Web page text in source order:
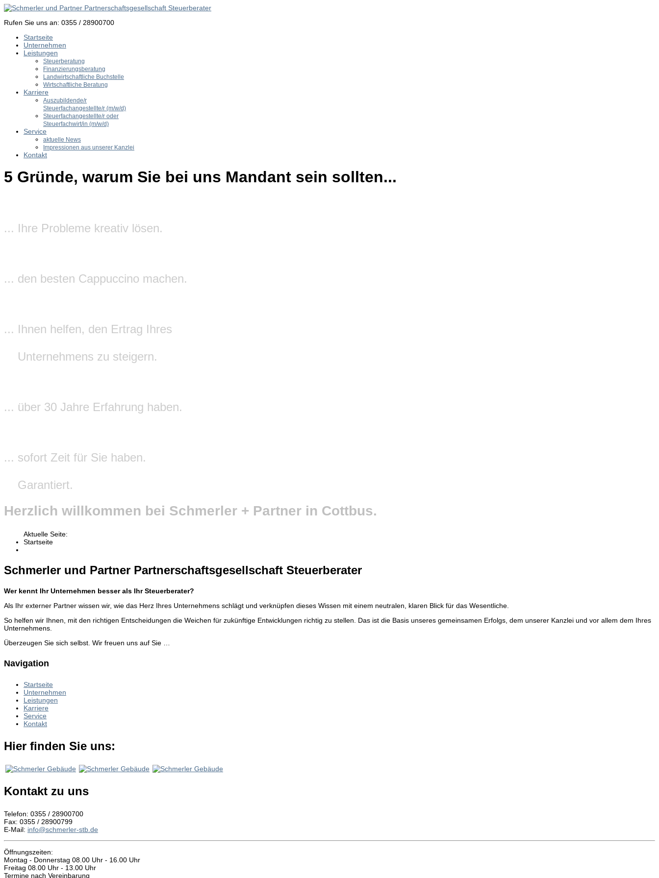
Rufen Sie uns an: 0355 / 28900700
Startseite
Unternehmen
Leistungen
Steuerberatung
Finanzierungsberatung
Landwirtschaftliche Buchstelle
Wirtschaftliche Beratung
Karriere
Auszubildende/r
Steuerfachangestellte/r (m/w/d)
Steuerfachangestellte/r oder
Steuerfachwirt/in (m/w/d)
Service
aktuelle News
Impressionen aus unserer Kanzlei
Kontakt
5 Gründe, warum Sie bei uns Mandant sein sollten...
... Ihre Probleme kreativ lösen.
... den besten Cappuccino machen.
... Ihnen helfen, den Ertrag Ihres
Unternehmens zu steigern.
... über 30 Jahre Erfahrung haben.
... sofort Zeit für Sie haben.
Garantiert.
Herzlich willkommen bei Schmerler + Partner in Cottbus.
Aktuelle Seite:
Startseite
Schmerler und Partner Partnerschaftsgesellschaft Steuerberater
Wer kennt Ihr Unternehmen besser als Ihr Steuerberater?
Als Ihr externer Partner wissen wir, wie das Herz Ihres Unternehmens schlägt und verknüpfen dieses Wissen mit einem neutralen, klaren Blick für das Wesentliche.
So helfen wir Ihnen, mit den richtigen Entscheidungen die Weichen für zukünftige Entwicklungen richtig zu stellen. Das ist die Basis unseres gemeinsamen Erfolgs, dem unserer Kanzlei und vor allem dem Ihres
Unternehmens.
Überzeugen Sie sich selbst. Wir freuen uns auf Sie …
Navigation
Startseite
Unternehmen
Leistungen
Karriere
Service
Kontakt
Hier finden Sie uns:
Kontakt zu uns
Telefon: 0355 / 28900700
Fax: 0355 / 28900799
E-Mail: info@schmerler-stb.de
Öffnungszeiten:
Montag - Donnerstag 08.00 Uhr - 16.00 Uhr
Freitag 08.00 Uhr - 13.00 Uhr
Termine nach Vereinbarung